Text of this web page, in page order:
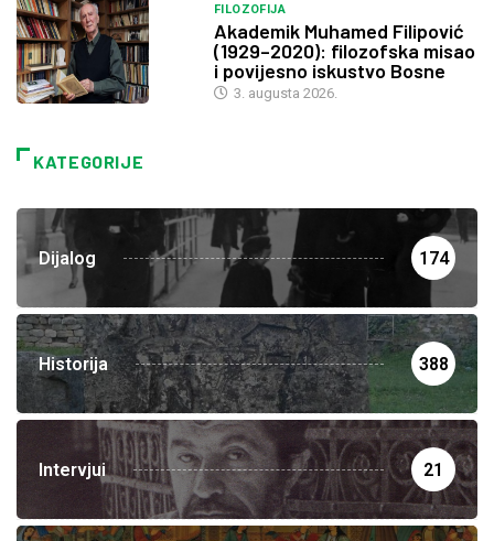
FILOZOFIJA
Akademik Muhamed Filipović
(1929–2020): filozofska misao
i povijesno iskustvo Bosne
3. augusta 2026.
KATEGORIJE
Dijalog 174
Historija 388
Intervjui 21